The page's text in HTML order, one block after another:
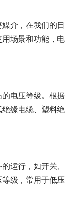
介，在我们的日
场景和功能，电
电压等级。根据
缘电缆、塑料绝
运行，如开关、
级，常用于低压